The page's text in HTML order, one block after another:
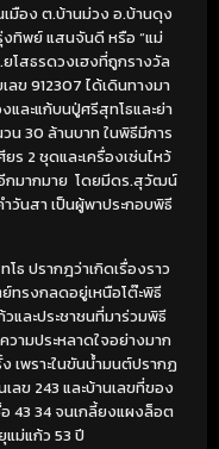
เมือง ต.บ้านม่วง อ.บ้านดุง
งทิพย์ แสนจันดี หรือ “แม่
โสธรดวงเฮงที่ถูกรางวัล
ลข 912307 ได้เดินทางมา
ละแก้บนปู่ศรีสุทโธและย่า
น 30 ล้านบาท ในพิธีมีการ
2 ชุดและเครื่องเซ่นไหว้
อีกมากมาย โดยมีดร.สุวัฒน์
วันสา เป็นผู้พาประกอบพิธี
ธ ปรากฎว่าเกิดเรื่องราว
ทรงกลดอยู่เหนือโต๊ะพิธี
ละประชาชนที่มาร่วมพิธี
วามประหลาดใจอย่างมาก
เพราะในขันน้ำมนต์ปรากฏ
ลข 243 และบ้านเลขที่ของ
43 34 จนเกลี้ยงแผงล็อต
ม่แก้ว 53 ปี